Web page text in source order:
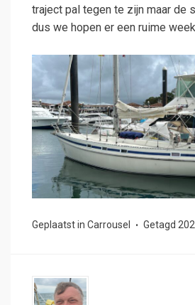
traject pal tegen te zijn maar de
dus we hopen er een ruime
Geplaatst in Carrousel Getagd